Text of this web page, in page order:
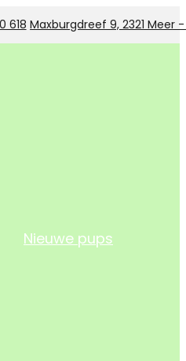
618 Maxburgdreef 9, 2321 Meer
Nieuwe pups